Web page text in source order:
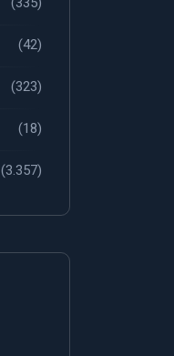
(42)
(323)
(18)
(3.357)